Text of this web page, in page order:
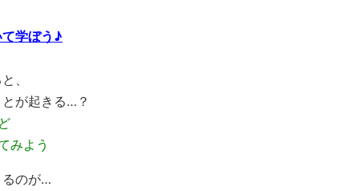
学ぼう♪
、
が起きる…？
みよう
るのが…